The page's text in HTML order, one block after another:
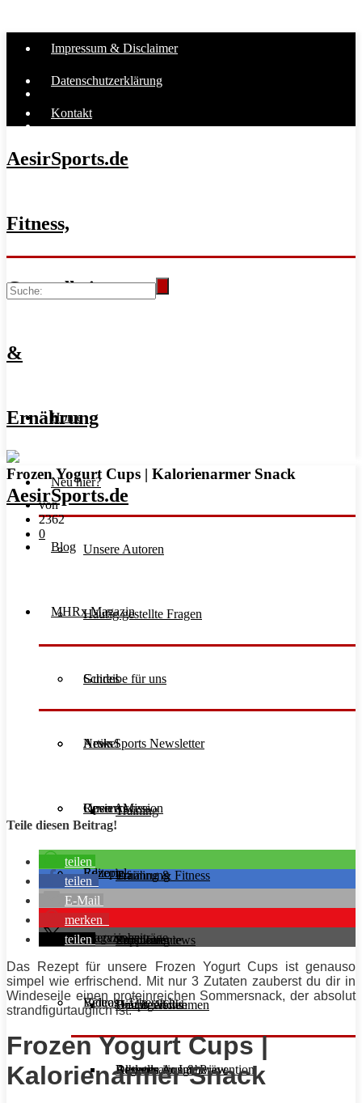
Impressum & Disclaimer
Datenschutzerklärung
Kontakt
AesirSports.de
Fitness,
Gesundheit
&
Ernährung
Home
Unsere Autoren
Häufig gestellte Fragen
Schreibe für uns
Aesir Sports Newsletter
Unsere Mission
Neu hier?
Blog
Guides
Training
Ernährung
Supplemente
Artikel
Training & Fitness
Ernährung
Diät & Abnehmen
Regeneration & Prävention
Reviews
Produktreviews
Buchreviews
Rezepte
Hauptgerichte
Desserts
Interviews
Athleten im Interview
Videos
MHRx Magazin
News
Open Access
Editorials
Magazinbeiträge
Aktuelle Ausgabe
Beitrags-Übersicht
Frozen Yogurt Cups | Kalorienarmer Snack
von
2362
0
Teile diesen Beitrag!
teilen
teilen
E-Mail
merken
teilen
Das
Rezeptfür unsere Frozen Yogurt Cups ist genauso
simpel wie erfrischend. Mit nur 3 Zutaten zauberst du dir in
Windeseile einen proteinreichen Sommersnack, der absolut
strandfigurtauglich ist.
Frozen Yogurt Cups |
Kalorienarmer Snack